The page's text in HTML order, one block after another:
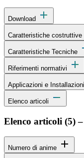
Download add
Caratteristiche costruttive
Caratteristiche Tecniche
Riferimenti normativi add
Applicazioni e Installazioni
Elenco articoli remove
Elenco articoli (5)–
Numero di anime add